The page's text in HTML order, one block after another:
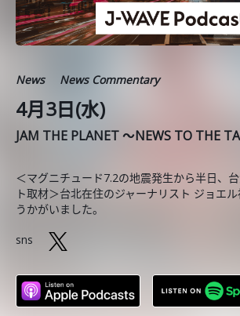
News News Commentary
4月3日(水)
JAM THE PLANET ～NEWS TO THE
＜マグニチュード7.2の地震発生から半日、
ト取材＞台北在住のジャーナリスト ジョエ
うかがいました。
sns